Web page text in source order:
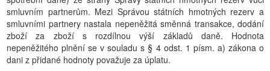
smluvním partnerům. Mezi Správou státních hmotných rezerv a
smluvními partnery nastala nepeněžitá směnná transakce, dodání
zboží za zboží s rozdílnou výší základů daně. Hodnota
nepeněžitého plnění se v souladu s § 4 odst. 1 písm. a) zákona o
dani z přidané hodnoty považuje za úplatu.